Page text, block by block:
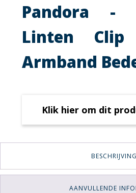
Pandora -
Linten
Armband
Klik hier om dit
BESCHRIJVING
AANVULLENDE